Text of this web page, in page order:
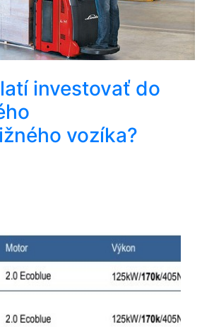
investovať do
vozíka?